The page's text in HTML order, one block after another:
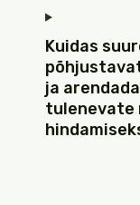
Kuidas
ja
tulenevate